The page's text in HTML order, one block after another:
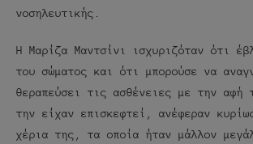
νοσηλευτικής.
Η Μαρίζα Μαντσίνι ισχυριζόταν ότι
του σώματος και ότι μπορούσε να
θεραπεύσει τις ασθένειες με την αφή
την είχαν επισκεφτεί, ανέφεραν
χέρια της, τα οποία ήταν μάλλον